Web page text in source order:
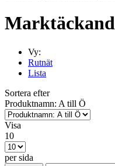
Vy:
Rutnät
Lista
Sortera efter
Produktnamn: A till Ö
Visa
10
per sida